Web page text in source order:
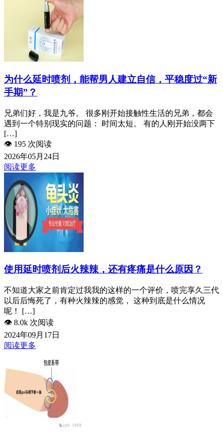
为什么延时喷剂，能帮男人建立自信，平稳度过“新
手期”？
兄弟们好，我是九爷。 很多刚开始接触性生活的兄弟，都会
遇到一个特别现实的问题： 时间太短。 有的人刚开始没两下
[…]
👁️ 195 次阅读
2026年05月24日
阅读更多
使用延时喷剂后火辣辣，还有疼痛是什么原因？
不知道大家之前肯定过我我的这样的一个评价，喷完享久三代
以后后悔死了，有种火辣辣的感觉， 这种到底是什么情况
呢！ […]
👁️ 8.0k 次阅读
2024年09月17日
阅读更多